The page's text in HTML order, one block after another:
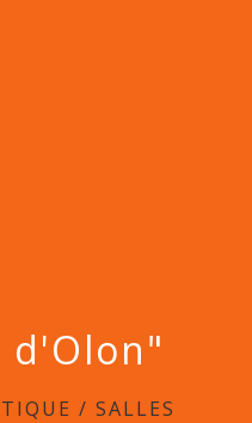
d'Olon"
/ SALLES